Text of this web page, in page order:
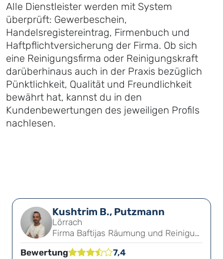
Alle Dienstleister werden mit System
überprüft: Gewerbeschein,
Handelsregistereintrag, Firmenbuch und
Haftpflichtversicherung der Firma. Ob sich
eine Reinigungsfirma oder Reinigungskraft
darüberhinaus auch in der Praxis bezüglich
Pünktlichkeit, Qualität und Freundlichkeit
bewährt hat, kannst du in den
Kundenbewertungen des jeweiligen Profils
nachlesen.
Kushtrim B., Putzmann
Lörrach
Firma Baftijas Räumung und Reinigungsdienst
Bewertung
7,4